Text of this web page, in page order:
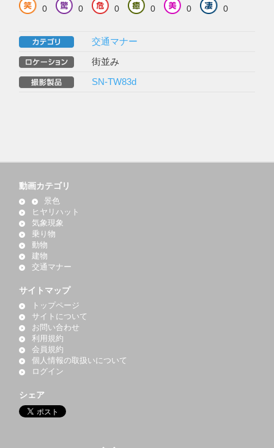
0 0 0 0 0 0
交通マナー
街並み
SN-TW83d
動画カテゴリ
景色
ヒヤリハット
気象現象
乗り物
動物
建物
交通マナー
サイトマップ
トップページ
サイトについて
お問い合わせ
利用規約
会員規約
個人情報の取扱いについて
ログイン
シェア